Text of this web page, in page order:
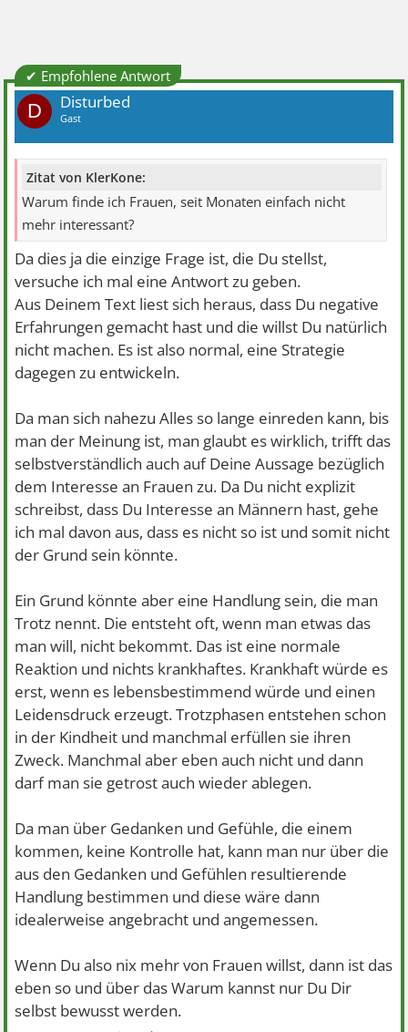
✔ Empfohlene Antwort
D Disturbed
Gast
Zitat von KlerKone:
Warum finde ich Frauen, seit Monaten einfach nicht
mehr interessant?
Da dies ja die einzige Frage ist, die Du stellst,
versuche ich mal eine Antwort zu geben.
Aus Deinem Text liest sich heraus, dass Du negative
Erfahrungen gemacht hast und die willst Du natürlich
nicht machen. Es ist also normal, eine Strategie
dagegen zu entwickeln.
Da man sich nahezu Alles so lange einreden kann, bis
man der Meinung ist, man glaubt es wirklich, trifft das
selbstverständlich auch auf Deine Aussage bezüglich
dem Interesse an Frauen zu. Da Du nicht explizit
schreibst, dass Du Interesse an Männern hast, gehe
ich mal davon aus, dass es nicht so ist und somit nicht
der Grund sein könnte.
Ein Grund könnte aber eine Handlung sein, die man
Trotz nennt. Die entsteht oft, wenn man etwas das
man will, nicht bekommt. Das ist eine normale
Reaktion und nichts krankhaftes. Krankhaft würde es
erst, wenn es lebensbestimmend würde und einen
Leidensdruck erzeugt. Trotzphasen entstehen schon
in der Kindheit und manchmal erfüllen sie ihren
Zweck. Manchmal aber eben auch nicht und dann
darf man sie getrost auch wieder ablegen.
Da man über Gedanken und Gefühle, die einem
kommen, keine Kontrolle hat, kann man nur über die
aus den Gedanken und Gefühlen resultierende
Handlung bestimmen und diese wäre dann
idealerweise angebracht und angemessen.
Wenn Du also nix mehr von Frauen willst, dann ist das
eben so und über das Warum kannst nur Du Dir
selbst bewusst werden.